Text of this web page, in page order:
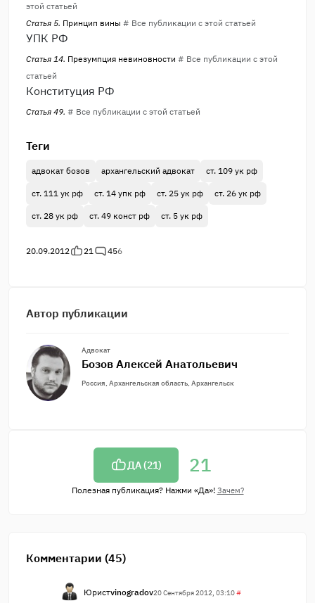
этой статьей
Статья 5. Принцип вины # Все публикации с этой статьей
УПК РФ
Статья 14. Презумпция невиновности # Все публикации с этой
статьей
Конституция РФ
Статья 49. # Все публикации с этой статьей
Теги
адвокат бозов архангельский адвокат ст. 109 ук рф
ст. 111 ук рф ст. 14 упк рф ст. 25 ук рф ст. 26 ук рф
ст. 28 ук рф ст. 49 конст рф ст. 5 ук рф
20.09.2012 21 456
Автор публикации
Адвокат
Бозов Алексей Анатольевич
Россия, Архангельская область, Архангельск
ДА (21) 21
Полезная публикация? Нажми «Да»! Зачем?
Комментарии (45)
Юристvinogradov20 Сентября 2012, 03:10#